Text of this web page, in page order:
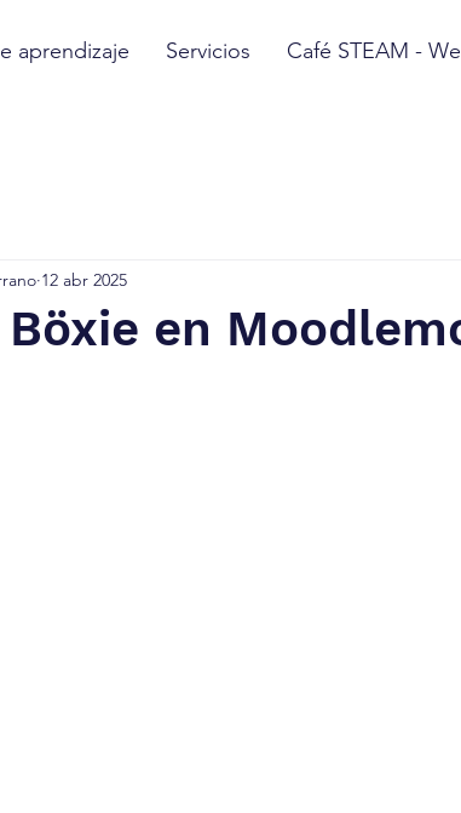
aprendizaje Servicios Café STEAM -
en
12 abr 2025